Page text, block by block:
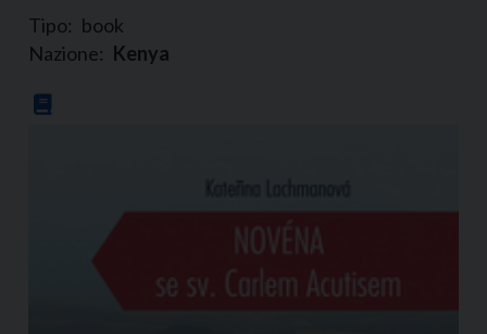
Tipo: book
Nazione: Kenya